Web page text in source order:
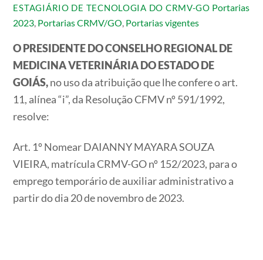
ESTAGIÁRIO DE TECNOLOGIA DO CRMV-GO Portarias
2023, Portarias CRMV/GO, Portarias vigentes
O PRESIDENTE DO CONSELHO REGIONAL DE
MEDICINA VETERINÁRIA DO ESTADO DE
GOIÁS,no uso da atribuição que lhe confere o art.
11, alínea “i”, da Resolução CFMV nº 591/1992,
resolve:
Art. 1º Nomear DAIANNY MAYARA SOUZA
VIEIRA, matrícula CRMV-GO nº 152/2023, para o
emprego temporário de auxiliar administrativo a
partir do dia 20 de novembro de 2023.